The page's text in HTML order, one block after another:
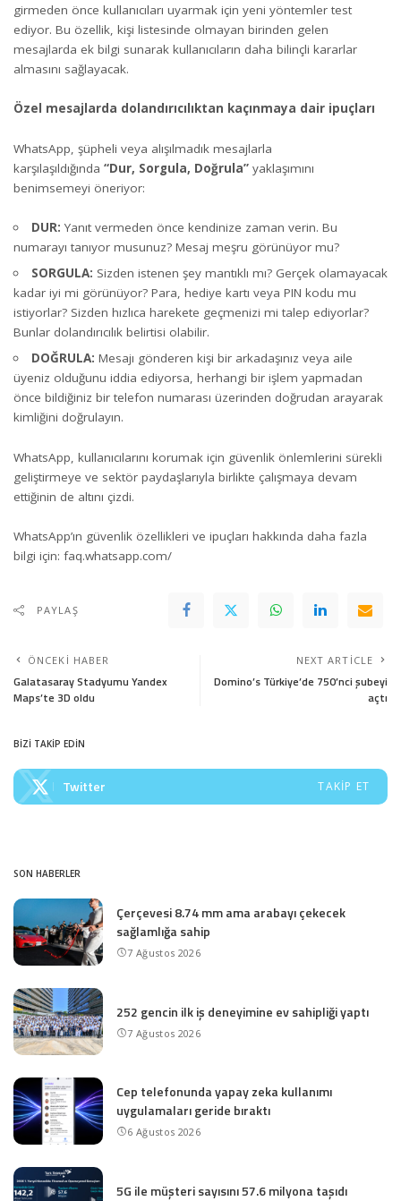
girmeden önce kullanıcıları uyarmak için yeni yöntemler test
ediyor. Bu özellik, kişi listesinde olmayan birinden gelen
mesajlarda ek bilgi sunarak kullanıcıların daha bilinçli kararlar
almasını sağlayacak.
Özel mesajlarda dolandırıcılıktan kaçınmaya dair ipuçları
WhatsApp, şüpheli veya alışılmadık mesajlarla
karşılaşıldığında “Dur, Sorgula, Doğrula” yaklaşımını
benimsemeyi öneriyor:
DUR: Yanıt vermeden önce kendinize zaman verin. Bu
numarayı tanıyor musunuz? Mesaj meşru görünüyor mu?
SORGULA: Sizden istenen şey mantıklı mı? Gerçek olamayacak
kadar iyi mi görünüyor? Para, hediye kartı veya PIN kodu mu
istiyorlar? Sizden hızlıca harekete geçmenizi mi talep ediyorlar?
Bunlar dolandırıcılık belirtisi olabilir.
DOĞRULA: Mesajı gönderen kişi bir arkadaşınız veya aile
üyeniz olduğunu iddia ediyorsa, herhangi bir işlem yapmadan
önce bildiğiniz bir telefon numarası üzerinden doğrudan arayarak
kimliğini doğrulayın.
WhatsApp, kullanıcılarını korumak için güvenlik önlemlerini sürekli
geliştirmeye ve sektör paydaşlarıyla birlikte çalışmaya devam
ettiğinin de altını çizdi.
WhatsApp’ın güvenlik özellikleri ve ipuçları hakkında daha fazla
bilgi için: faq.whatsapp.com/
PAYLAŞ
ÖNCEKI HABER
Galatasaray Stadyumu Yandex
Maps’te 3D oldu
NEXT ARTICLE
Domino’s Türkiye’de 750’nci şubeyi
açtı
BİZİ TAKİP EDİN
Twitter TAKIP ET
SON HABERLER
Çerçevesi 8.74 mm ama arabayı çekecek
sağlamlığa sahip
7 Ağustos 2026
252 gencin ilk iş deneyimine ev sahipliği yaptı
7 Ağustos 2026
Cep telefonunda yapay zeka kullanımı
uygulamaları geride bıraktı
6 Ağustos 2026
5G ile müşteri sayısını 57.6 milyona taşıdı